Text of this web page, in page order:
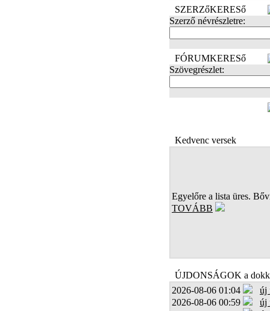
SZERZőKERESő
Szerző névrészletre:
FÓRUMKERESő
Szövegrészlet:
Kedvenc versek
Egyelőre a lista üres.
TOVÁBB
ÚJDONSÁGOK a
2026-08-06 01:04
új
2026-08-06 00:59
új